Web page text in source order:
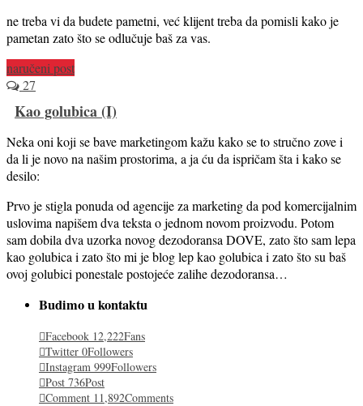
ne treba vi da budete pametni, već klijent treba da pomisli kako je
pametan zato što se odlučuje baš za vas.
naručeni post
27
Kao golubica (I)
Neka oni koji se bave marketingom kažu kako se to stručno zove i
da li je novo na našim prostorima, a ja ću da ispričam šta i kako se
desilo:
Prvo je stigla ponuda od agencije za marketing da pod komercijalnim
uslovima napišem dva teksta o jednom novom proizvodu. Potom
sam dobila dva uzorka novog dezodoransa DOVE, zato što sam lepa
kao golubica i zato što mi je blog lep kao golubica i zato što su baš
ovoj golubici ponestale postojeće zalihe dezodoransa…
Budimo u kontaktu
Facebook 12,222Fans
Twitter 0Followers
Instagram 999Followers
Post 736Post
Comment 11,892Comments